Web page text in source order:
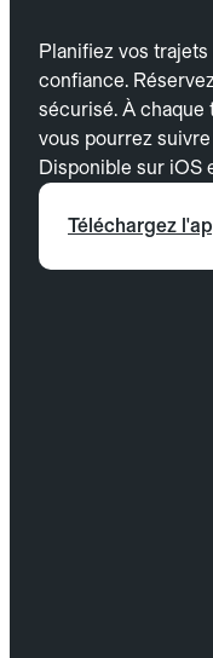
Planifiez vos
confiance.
sécurisé. À chaque
vous pourrez
Disponible sur iOS
Téléchargez